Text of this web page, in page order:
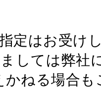
定はお受け
しては弊社
かねる場合